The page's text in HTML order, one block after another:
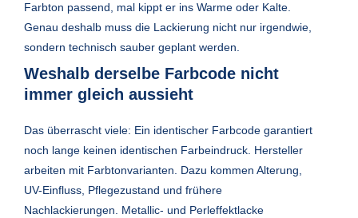
Farbton passend, mal kippt er ins Warme oder Kalte.
Genau deshalb muss die Lackierung nicht nur irgendwie,
sondern technisch sauber geplant werden.
Weshalb derselbe Farbcode nicht
immer gleich aussieht
Das überrascht viele: Ein identischer Farbcode garantiert
noch lange keinen identischen Farbeindruck. Hersteller
arbeiten mit Farbtonvarianten. Dazu kommen Alterung,
UV-Einfluss, Pflegezustand und frühere
Nachlackierungen. Metallic- und Perleffektlacke